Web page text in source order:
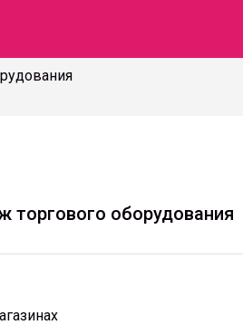
торгового оборудования